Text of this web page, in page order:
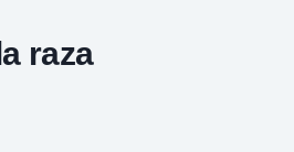
raza